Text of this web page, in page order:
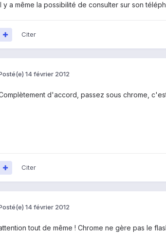
y a même la possibilité de consulter sur son
Citer
14 février 2012
d'accord, passez sous chrome,
Citer
14 février 2012
tout de même ! Chrome ne gère pas le